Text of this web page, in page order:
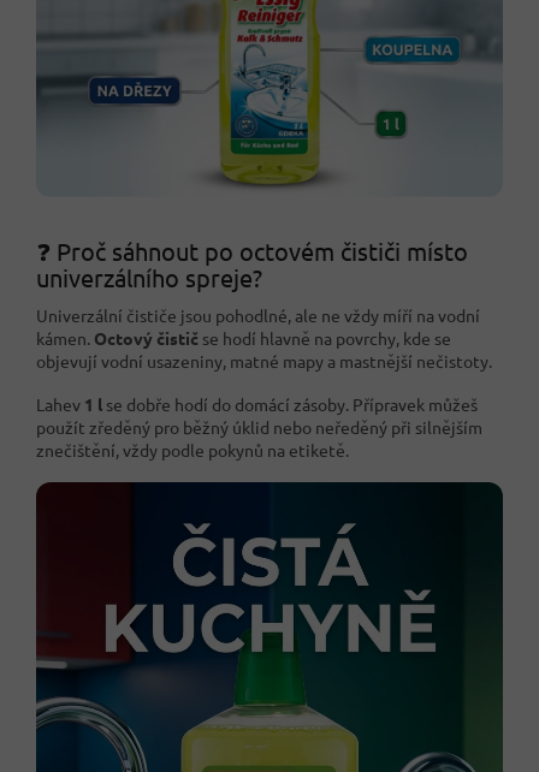
❓ Proč sáhnout po octovém čističi místo
univerzálního spreje?
Univerzální čističe jsou pohodlné, ale ne vždy míří na vodní
kámen. Octový čistič se hodí hlavně na povrchy, kde se
objevují vodní usazeniny, matné mapy a mastnější nečistoty.
Lahev 1 l se dobře hodí do domácí zásoby. Přípravek můžeš
použít zředěný pro běžný úklid nebo neředěný při silnějším
znečištění, vždy podle pokynů na etiketě.